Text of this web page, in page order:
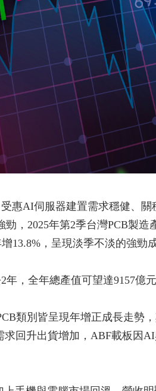
惠AI伺服器建置需求穩健、
，2025年第2季台灣PCB製造
13.8%，呈現淡季不淡的強勁
，全年總產值可望達9157億元
類別皆呈現年增正成長走勢
回升出貨增加，ABF載板因